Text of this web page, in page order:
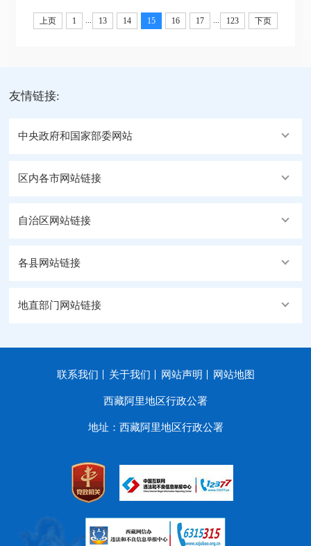
上页 1 ... 13 14 15 16 17 ... 123 下页
友情链接:
中央政府和国家部委网站
区内各市网站链接
自治区网站链接
各县网站链接
地直部门网站链接
联系我们 关于我们 网站声明 网站地图
西藏阿里地区行政公署
地址：西藏阿里地区行政公署